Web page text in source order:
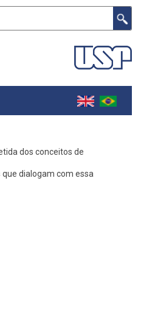
dos conceitos de
dialogam com essa